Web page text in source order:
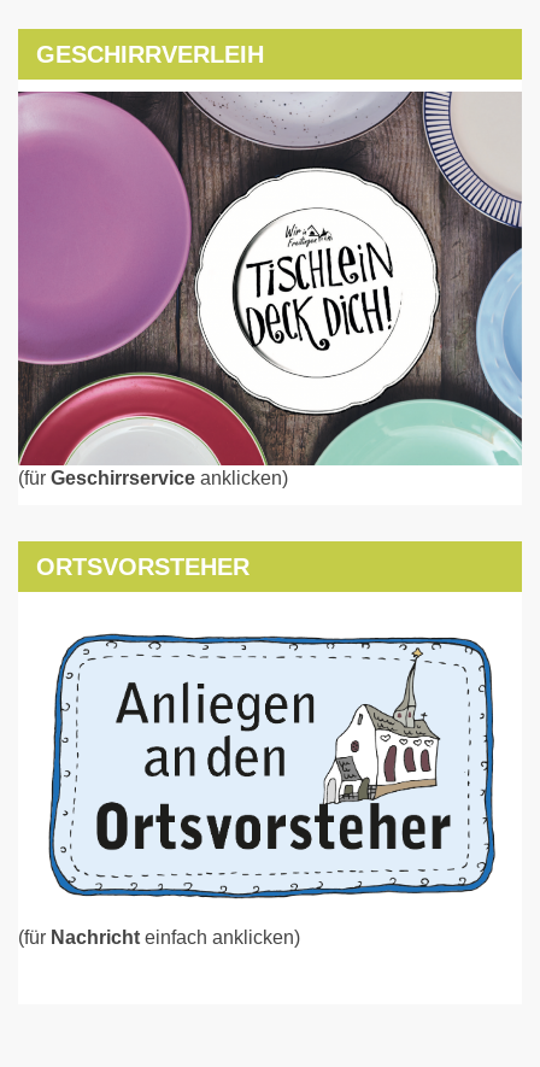
GESCHIRRVERLEIH
(für Geschirrservice anklicken)
ORTSVORSTEHER
(für Nachricht einfach anklicken)